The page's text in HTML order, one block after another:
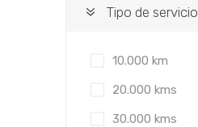
Tipo de servicio
10.000 km
20.000 kms
30.000 kms